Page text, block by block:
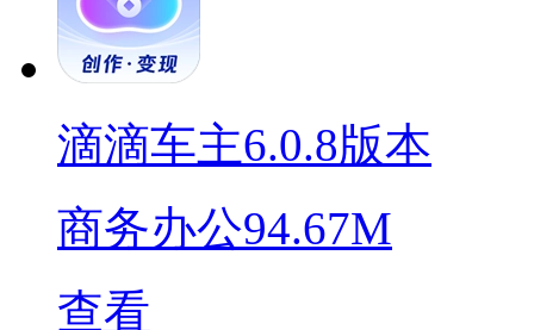
滴滴车主6.0.8版本
商务办公94.67M
查看